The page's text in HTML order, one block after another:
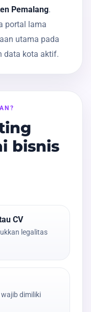
Pemalang.
portal lama
utama pada
data kota aktif.
bisnis
CV
legalitas
dimiliki